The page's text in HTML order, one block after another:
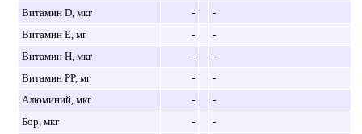
Витамин D, мкг
-
-
Витамин E, мг
-
-
Витамин H, мкг
-
-
Витамин PP, мг
-
-
Алюминий, мкг
-
-
Бор, мкг
-
-